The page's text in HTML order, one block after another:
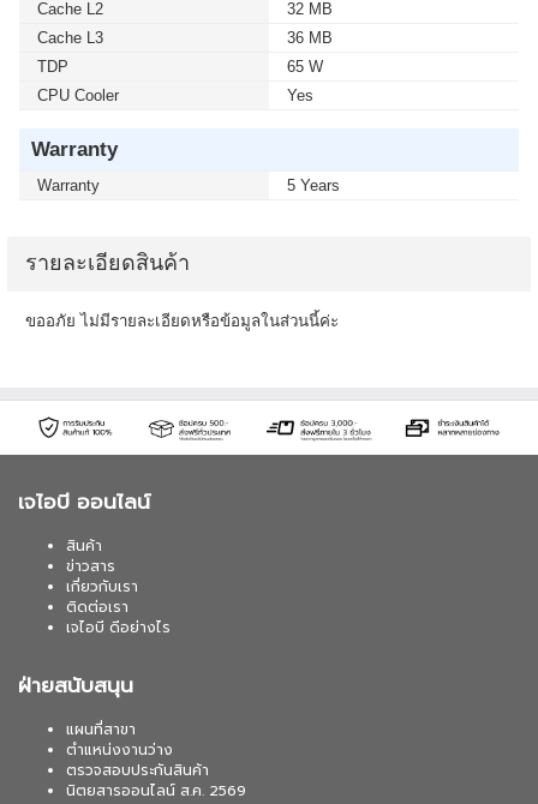
Cache L2
32 MB
Cache L3
36 MB
TDP
65 W
CPU Cooler
Yes
Warranty
Warranty 5 Years
รายละเอียดสินค้า
ขออภัย ไม่มีรายละเอียดหรือข้อมูลในส่วนนี้ค่ะ
เจไอบี ออนไลน์
สินค้า
ข่าวสาร
เกี่ยวกับเรา
ติดต่อเรา
เจไอบี ดีอย่างไร
ฝ่ายสนับสนุน
แผนที่สาขา
ตำแหน่งงานว่าง
ตรวจสอบประกันสินค้า
นิตยสารออนไลน์ ส.ค. 2569